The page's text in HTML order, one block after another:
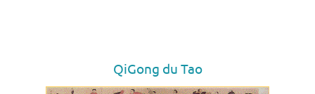
QiGong du Tao